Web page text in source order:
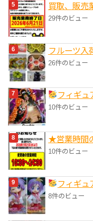
買取、販売
29件のビュー
フルーツ入
26件のビュー
フィギュ
10件のビュー
★営業時間
10件のビュー
フィギュ
8件のビュー